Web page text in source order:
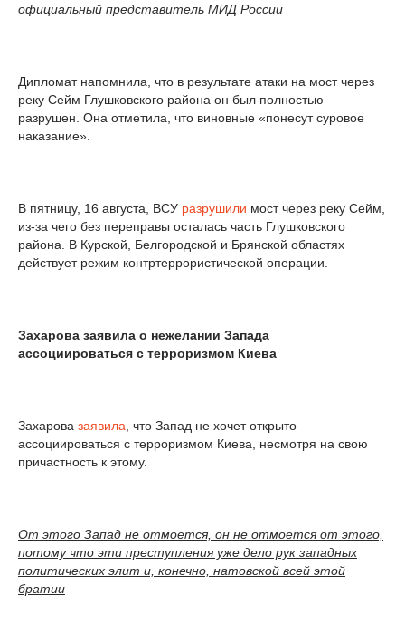
официальный представитель МИД России
Дипломат напомнила, что в результате атаки на мост через
реку Сейм Глушковского района он был полностью
разрушен. Она отметила, что виновные «понесут суровое
наказание».
В пятницу, 16 августа, ВСУ разрушили мост через реку Сейм,
из-за чего без переправы осталась часть Глушковского
района. В Курской, Белгородской и Брянской областях
действует режим контртеррористической операции.
Захарова заявила о нежелании Запада
ассоциироваться с терроризмом Киева
Захарова заявила , что Запад не хочет открыто
ассоциироваться с терроризмом Киева, несмотря на свою
причастность к этому.
От этого Запад не отмоется, он не отмоется от этого,
потому что эти преступления уже дело рук западных
политических элит и, конечно, натовской всей этой
братии